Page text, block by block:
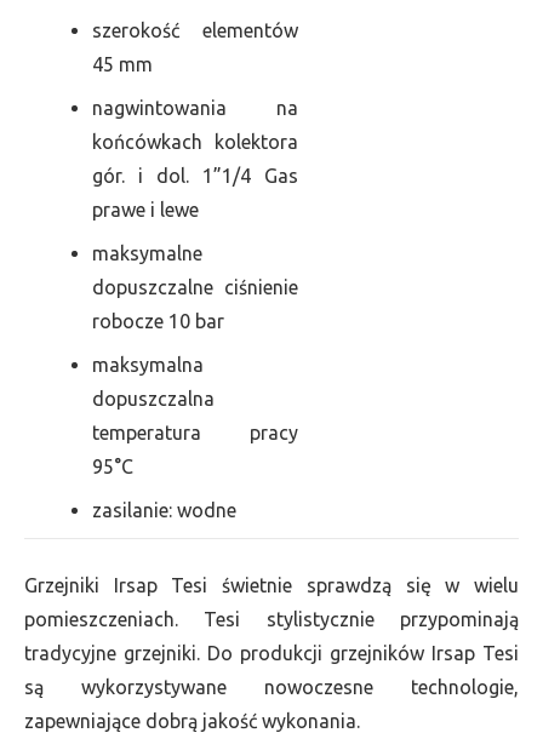
szerokość elementów
45 mm
nagwintowania na
końcówkach kolektora
gór. i dol. 1”1/4 Gas
prawe i lewe
maksymalne
dopuszczalne ciśnienie
robocze 10 bar
maksymalna
dopuszczalna
temperatura pracy
95°C
zasilanie: wodne
Grzejniki Irsap Tesi świetnie sprawdzą się w wielu
pomieszczeniach. Tesi stylistycznie przypominają
tradycyjne grzejniki. Do produkcji grzejników Irsap Tesi
są wykorzystywane nowoczesne technologie,
zapewniające dobrą jakość wykonania.